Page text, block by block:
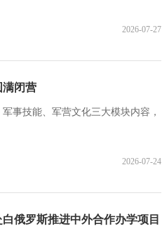
2026-07-27
满闭营
事技能、军营文化三大模块内容，
2026-07-24
俄罗斯推进中外合作办学项目